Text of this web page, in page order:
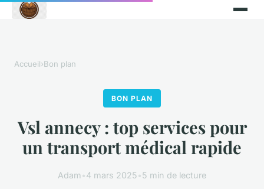
Accueil›Bon plan
BON PLAN
Vsl annecy : top services pour
un transport médical rapide
Adam•4 mars 2025•5 min de lecture